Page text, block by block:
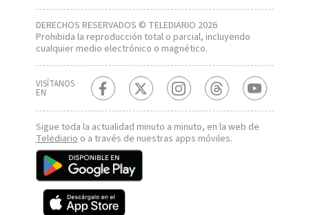
DERECHOS RESERVADOS © TELEDIARIO 2026
Prohibida la reproducción total o parcial, incluyendo
cualquier medio electrónico o magnético.
VISÍTANOS
EN
Sigue toda la actualidad minuto a minuto, en la web de
Telediarioo a través de nuestras apps móviles.